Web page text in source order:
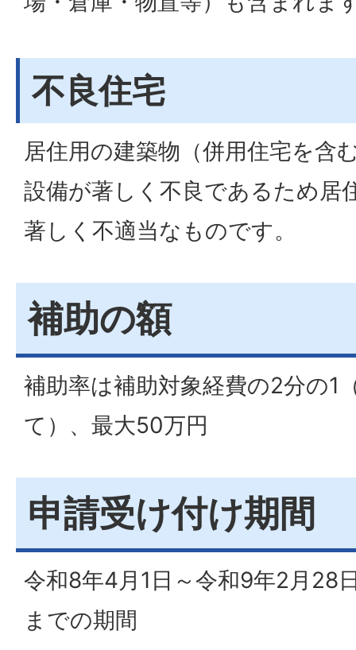
不良住宅
居住用の建築物（併用住宅を含
設備が著しく不良であるため居
著しく不適当なものです。
補助の額
補助率は補助対象経費の2分の1
て）、最大50万円
申請受け付け期間
令和8年4月1日～令和9年2月28
までの期間